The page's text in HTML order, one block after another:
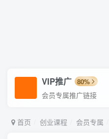
VIP推广 80%
会员专属推广链接
首页 创业课程 会员专属